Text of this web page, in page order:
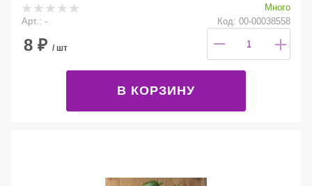
Много
Арт.: -
Код: 00-00038558
8 ₽ / шт
В КОРЗИНУ